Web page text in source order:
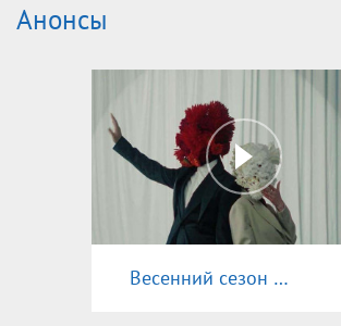
Анонсы
Весенний сезон 2025